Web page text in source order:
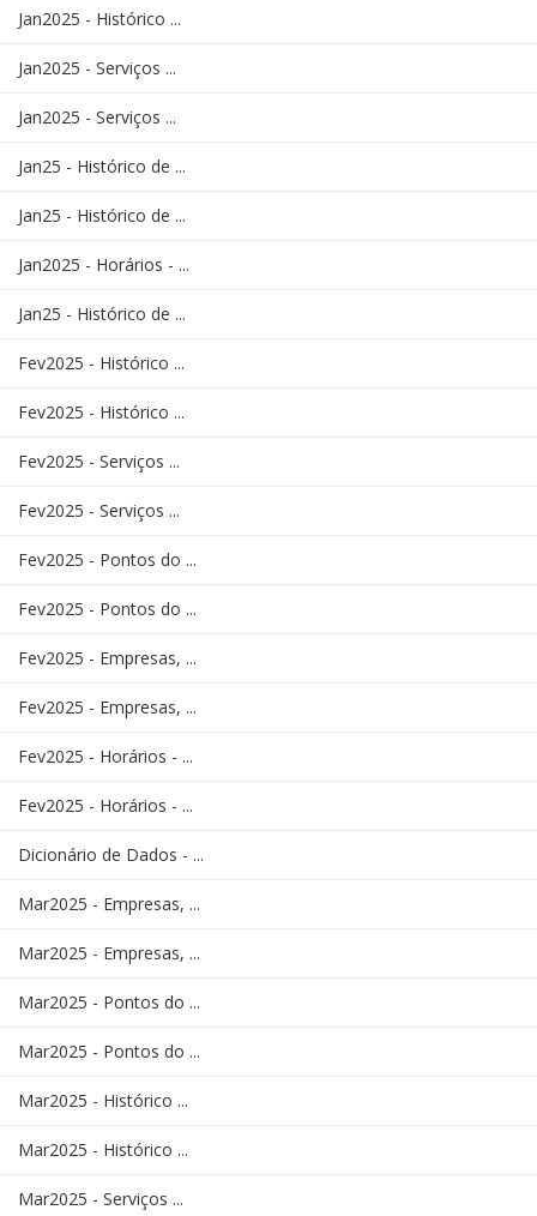
Jan2025 - Histórico ...
Jan2025 - Serviços ...
Jan2025 - Serviços ...
Jan25 - Histórico de ...
Jan25 - Histórico de ...
Jan2025 - Horários - ...
Jan25 - Histórico de ...
Fev2025 - Histórico ...
Fev2025 - Histórico ...
Fev2025 - Serviços ...
Fev2025 - Serviços ...
Fev2025 - Pontos do ...
Fev2025 - Pontos do ...
Fev2025 - Empresas, ...
Fev2025 - Empresas, ...
Fev2025 - Horários - ...
Fev2025 - Horários - ...
Dicionário de Dados - ...
Mar2025 - Empresas, ...
Mar2025 - Empresas, ...
Mar2025 - Pontos do ...
Mar2025 - Pontos do ...
Mar2025 - Histórico ...
Mar2025 - Histórico ...
Mar2025 - Serviços ...